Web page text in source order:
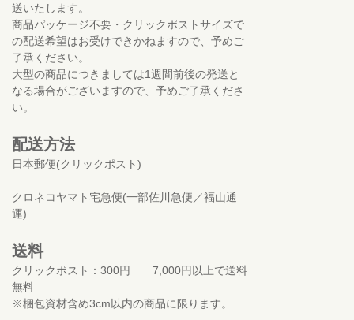
送いたします。
商品パッケージ不要・クリックポストサイズで
の配送希望はお受けできかねますので、予めご
了承ください。
大型の商品につきましては1週間前後の発送と
なる場合がございますので、予めご了承くださ
い。
配送方法
日本郵便(クリックポスト)
クロネコヤマト宅急便(一部佐川急便／福山通
運)
送料
クリックポスト：300円 7,000円以上で送料
無料
※梱包資材含め3cm以内の商品に限ります。